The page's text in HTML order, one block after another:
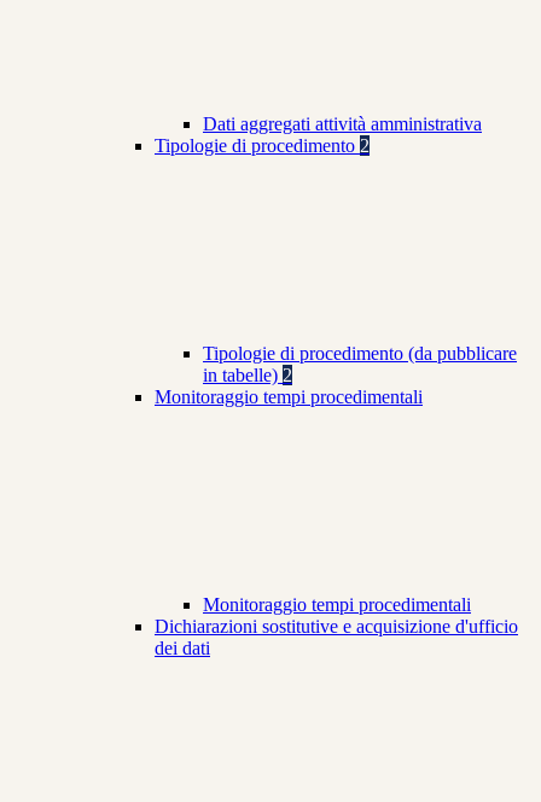
Dati aggregati attività amministrativa
Tipologie di procedimento 2
Tipologie di procedimento (da pubblicare
in tabelle) 2
Monitoraggio tempi procedimentali
Monitoraggio tempi procedimentali
Dichiarazioni sostitutive e acquisizione d'ufficio
dei dati